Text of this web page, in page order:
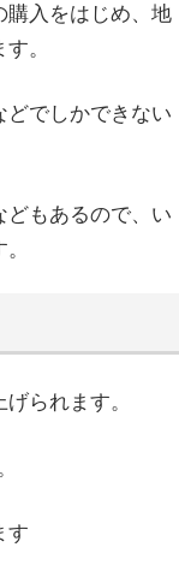
購入をはじめ、地
。
どでしかできない
どもあるので、い
られます。
す